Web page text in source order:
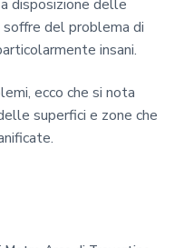
disposizione delle
del problema di
insani.
ecco che si nota
superfici e zone che